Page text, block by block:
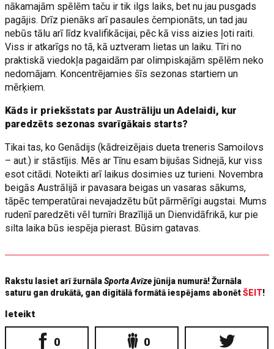
nākamajām spēlēm taču ir tik ilgs laiks, bet nu jau pusgads
pagājis. Drīz pienāks arī pasaules čempionāts, un tad jau
nebūs tālu arī līdz kvalifikācijai, pēc kā viss aizies ļoti raiti.
Viss ir atkarīgs no tā, kā uztveram lietas un laiku. Tīri no
praktiskā viedokļa pagaidām par olimpiskajām spēlēm neko
nedomājam. Koncentrējamies šīs sezonas startiem un
mērķiem.
Kāds ir priekšstats par Austrāliju un Adelaidi, kur
paredzēts sezonas svarīgākais starts?
Tikai tas, ko Genādijs (kādreizējais dueta treneris Samoilovs
– aut.) ir stāstījis. Mēs ar Tīnu esam bijušas Sidnejā, kur viss
esot citādi. Noteikti arī laikus dosimies uz turieni. Novembra
beigās Austrālijā ir pavasara beigas un vasaras sākums,
tāpēc temperatūrai nevajadzētu būt pārmērīgi augstai. Mums
rudenī paredzēti vēl turnīri Brazīlijā un Dienvidāfrikā, kur pie
silta laika būs iespēja pierast. Būsim gatavas.
Rakstu lasiet arī žurnālaSporta Avīze jūnija numurā! Žurnāla
saturu gan drukātā, gan digitālā formātā iespējams abonētŠEIT!
Ieteikt
0 0